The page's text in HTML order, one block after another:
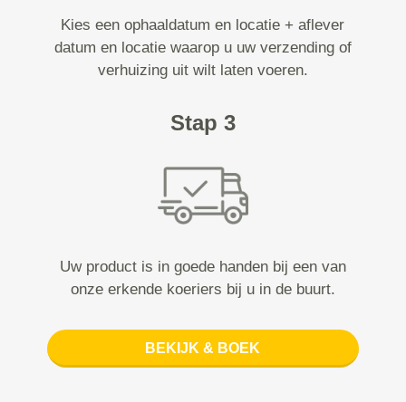
Kies een ophaaldatum en locatie + aflever
datum en locatie waarop u uw verzending of
verhuizing uit wilt laten voeren.
Stap 3
Uw product is in goede handen bij een van
onze erkende koeriers bij u in de buurt.
BEKIJK & BOEK